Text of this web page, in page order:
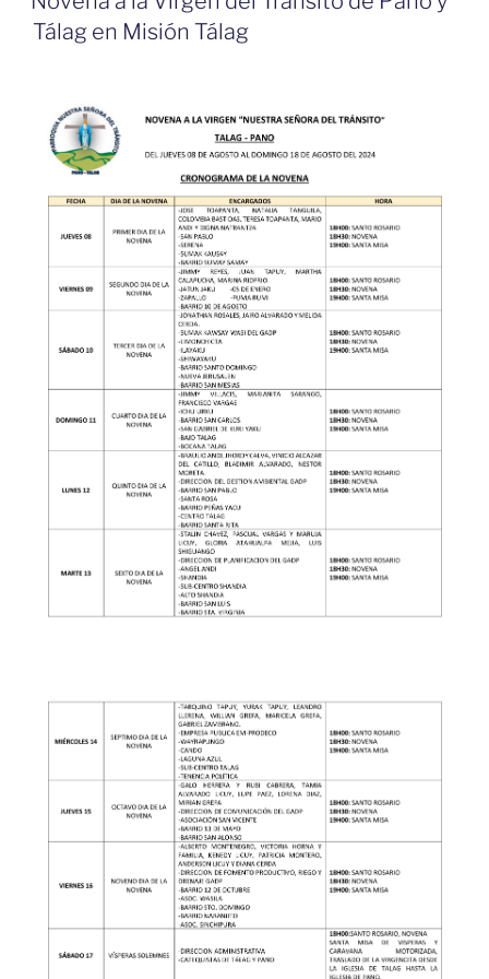
Tálag en Misión Tálag